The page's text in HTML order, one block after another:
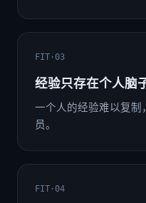
FIT·03
经验只存在个人脑
一个人的经验难以复制
员。
FIT·04